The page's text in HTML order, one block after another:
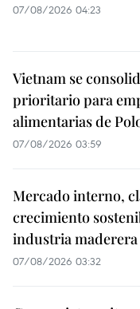
07/08/2026 04:23
Vietnam se
prioritario para
alimentarias de
07/08/2026 03:59
Mercado interno,
crecimiento
industria
07/08/2026 03:32